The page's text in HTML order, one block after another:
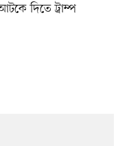
দিতে ট্রাম্প